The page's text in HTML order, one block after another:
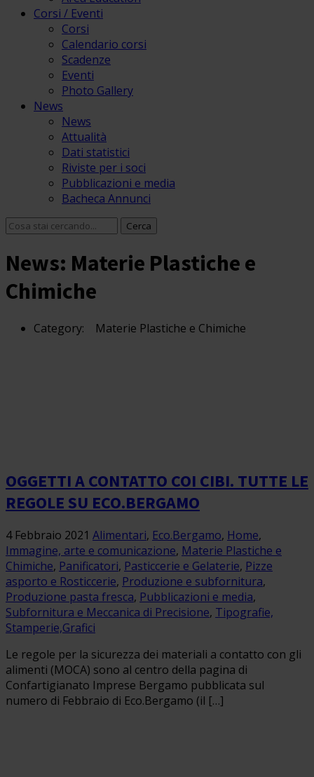
Corsi / Eventi
Corsi
Calendario corsi
Scadenze
Eventi
Photo Gallery
News
News
Attualità
Dati statistici
Riviste per i soci
Pubblicazioni e media
Bacheca Annunci
News: Materie Plastiche e
Chimiche
Category: Materie Plastiche e Chimiche
OGGETTI A CONTATTO COI CIBI. TUTTE LE
REGOLE SU ECO.BERGAMO
4 Febbraio 2021 Alimentari, Eco.Bergamo, Home,
Immagine, arte e comunicazione, Materie Plastiche e
Chimiche, Panificatori, Pasticcerie e Gelaterie, Pizze
asporto e Rosticcerie, Produzione e subfornitura,
Produzione pasta fresca, Pubblicazioni e media,
Subfornitura e Meccanica di Precisione, Tipografie,
Stamperie,Grafici
Le regole per la sicurezza dei materiali a contatto con gli
alimenti (MOCA) sono al centro della pagina di
Confartigianato Imprese Bergamo pubblicata sul
numero di Febbraio di Eco.Bergamo (il […]